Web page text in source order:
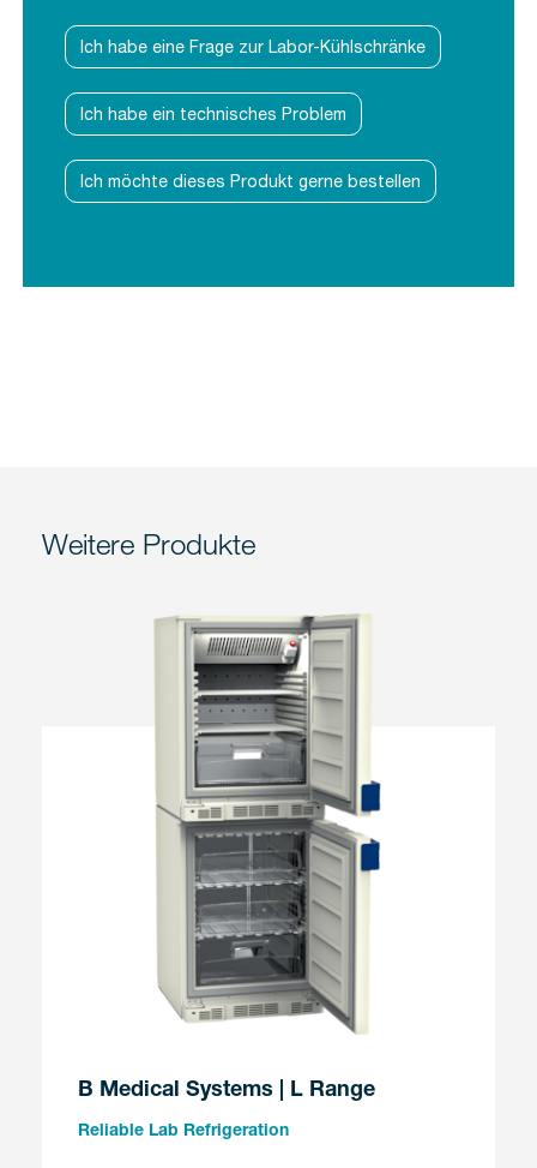
Ich habe eine Frage zur Labor-Kühlschränke
Ich habe ein technisches Problem
Ich möchte dieses Produkt gerne bestellen
Weitere Produkte
B Medical Systems | L Range
Reliable Lab Refrigeration